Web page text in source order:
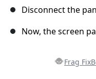
Disconnect the
Now, the screen
Frag